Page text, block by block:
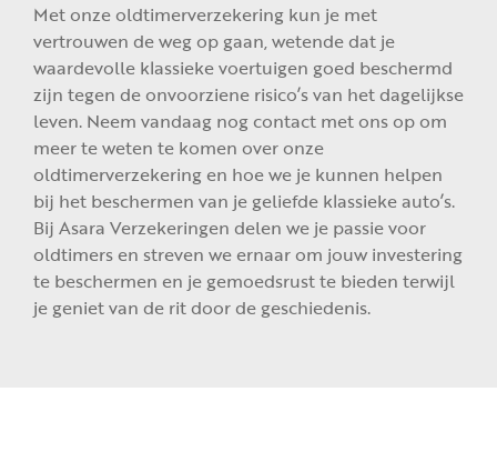
Met onze oldtimerverzekering kun je met
vertrouwen de weg op gaan, wetende dat je
waardevolle klassieke voertuigen goed beschermd
zijn tegen de onvoorziene risico’s van het dagelijkse
leven. Neem vandaag nog contact met ons op om
meer te weten te komen over onze
oldtimerverzekering en hoe we je kunnen helpen
bij het beschermen van je geliefde klassieke auto’s.
Bij Asara Verzekeringen delen we je passie voor
oldtimers en streven we ernaar om jouw investering
te beschermen en je gemoedsrust te bieden terwijl
je geniet van de rit door de geschiedenis.